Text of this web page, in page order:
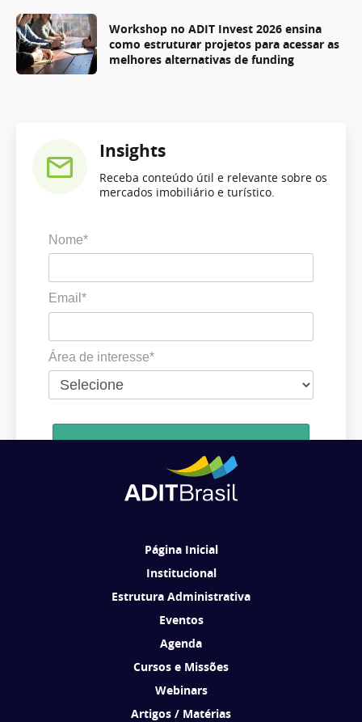
Workshop no ADIT Invest 2026 ensina
como estruturar projetos para acessar as
melhores alternativas de funding
Insights
Receba conteúdo útil e relevante sobre os
mercados imobiliário e turístico.
Nome*
Email*
Área de interesse*
Ao se cadastrar, você concorda em receber comunicações da ADIT
Página Inicial
Institucional
Estrutura Administrativa
Eventos
Agenda
Cursos e Missões
Webinars
Artigos / Matérias